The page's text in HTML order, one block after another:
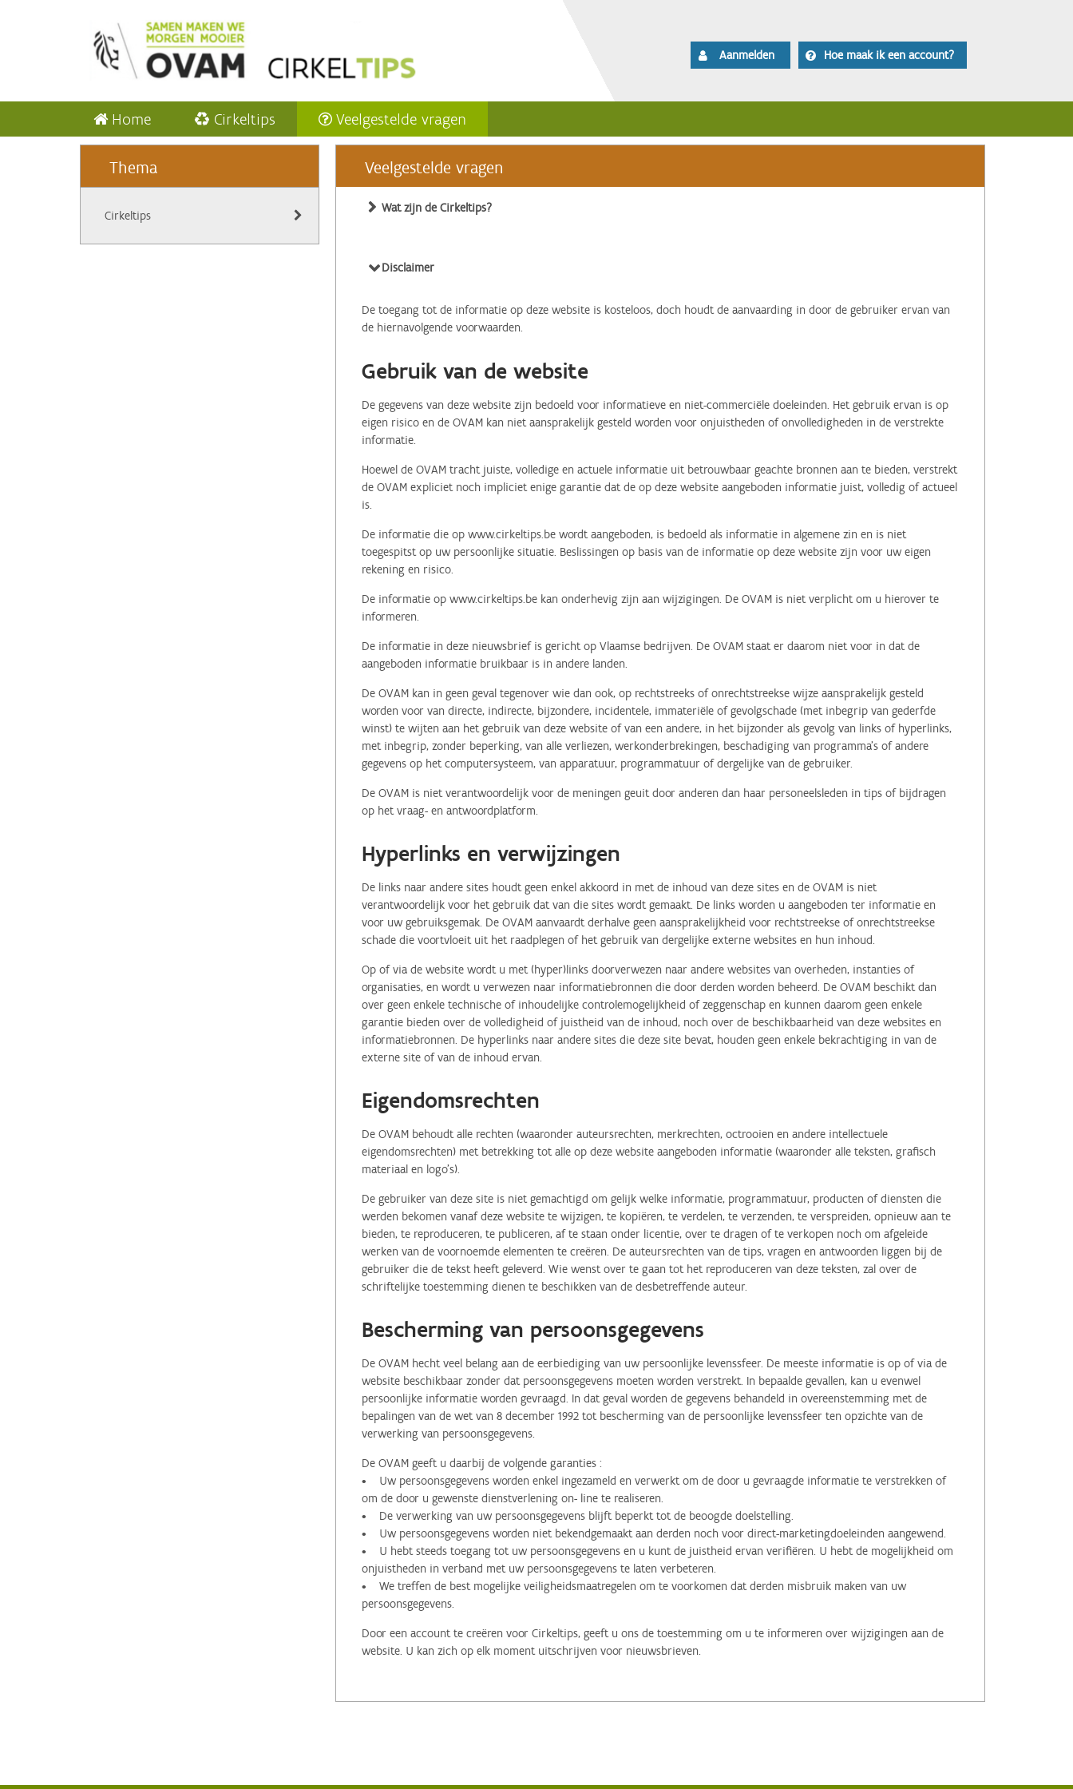
Aanmelden Hoe maak ik een account?
Home Cirkeltips Veelgestelde vragen
Thema
Cirkeltips
Veelgestelde vragen
Wat zijn de Cirkeltips?
Disclaimer
De toegang tot de informatie op deze website is kosteloos, doch houdt de aanvaarding in door de gebruiker ervan van
de hiernavolgende voorwaarden.
Gebruik van de website
De gegevens van deze website zijn bedoeld voor informatieve en niet-commerciële doeleinden. Het gebruik ervan is op
eigen risico en de OVAM kan niet aansprakelijk gesteld worden voor onjuistheden of onvolledigheden in de verstrekte
informatie.
Hoewel de OVAM tracht juiste, volledige en actuele informatie uit betrouwbaar geachte bronnen aan te bieden, verstrekt
de OVAM expliciet noch impliciet enige garantie dat de op deze website aangeboden informatie juist, volledig of actueel
is.
De informatie die op www.cirkeltips.be wordt aangeboden, is bedoeld als informatie in algemene zin en is niet
toegespitst op uw persoonlijke situatie. Beslissingen op basis van de informatie op deze website zijn voor uw eigen
rekening en risico.
De informatie op www.cirkeltips.be kan onderhevig zijn aan wijzigingen. De OVAM is niet verplicht om u hierover te
informeren.
De informatie in deze nieuwsbrief is gericht op Vlaamse bedrijven. De OVAM staat er daarom niet voor in dat de
aangeboden informatie bruikbaar is in andere landen.
De OVAM kan in geen geval tegenover wie dan ook, op rechtstreeks of onrechtstreekse wijze aansprakelijk gesteld
worden voor van directe, indirecte, bijzondere, incidentele, immateriële of gevolgschade (met inbegrip van gederfde
winst) te wijten aan het gebruik van deze website of van een andere, in het bijzonder als gevolg van links of hyperlinks,
met inbegrip, zonder beperking, van alle verliezen, werkonderbrekingen, beschadiging van programma's of andere
gegevens op het computersysteem, van apparatuur, programmatuur of dergelijke van de gebruiker.
De OVAM is niet verantwoordelijk voor de meningen geuit door anderen dan haar personeelsleden in tips of bijdragen
op het vraag- en antwoordplatform.
Hyperlinks en verwijzingen
De links naar andere sites houdt geen enkel akkoord in met de inhoud van deze sites en de OVAM is niet
verantwoordelijk voor het gebruik dat van die sites wordt gemaakt. De links worden u aangeboden ter informatie en
voor uw gebruiksgemak. De OVAM aanvaardt derhalve geen aansprakelijkheid voor rechtstreekse of onrechtstreekse
schade die voortvloeit uit het raadplegen of het gebruik van dergelijke externe websites en hun inhoud.
Op of via de website wordt u met (hyper)links doorverwezen naar andere websites van overheden, instanties of
organisaties, en wordt u verwezen naar informatiebronnen die door derden worden beheerd. De OVAM beschikt dan
over geen enkele technische of inhoudelijke controlemogelijkheid of zeggenschap en kunnen daarom geen enkele
garantie bieden over de volledigheid of juistheid van de inhoud, noch over de beschikbaarheid van deze websites en
informatiebronnen. De hyperlinks naar andere sites die deze site bevat, houden geen enkele bekrachtiging in van de
externe site of van de inhoud ervan.
Eigendomsrechten
De OVAM behoudt alle rechten (waaronder auteursrechten, merkrechten, octrooien en andere intellectuele
eigendomsrechten) met betrekking tot alle op deze website aangeboden informatie (waaronder alle teksten, grafisch
materiaal en logo's).
De gebruiker van deze site is niet gemachtigd om gelijk welke informatie, programmatuur, producten of diensten die
werden bekomen vanaf deze website te wijzigen, te kopiëren, te verdelen, te verzenden, te verspreiden, opnieuw aan te
bieden, te reproduceren, te publiceren, af te staan onder licentie, over te dragen of te verkopen noch om afgeleide
werken van de voornoemde elementen te creëren. De auteursrechten van de tips, vragen en antwoorden liggen bij de
gebruiker die de tekst heeft geleverd. Wie wenst over te gaan tot het reproduceren van deze teksten, zal over de
schriftelijke toestemming dienen te beschikken van de desbetreffende auteur.
Bescherming van persoonsgegevens
De OVAM hecht veel belang aan de eerbiediging van uw persoonlijke levenssfeer. De meeste informatie is op of via de
website beschikbaar zonder dat persoonsgegevens moeten worden verstrekt. In bepaalde gevallen, kan u evenwel
persoonlijke informatie worden gevraagd. In dat geval worden de gegevens behandeld in overeenstemming met de
bepalingen van de wet van 8 december 1992 tot bescherming van de persoonlijke levenssfeer ten opzichte van de
verwerking van persoonsgegevens.
De OVAM geeft u daarbij de volgende garanties :
• Uw persoonsgegevens worden enkel ingezameld en verwerkt om de door u gevraagde informatie te verstrekken of
om de door u gewenste dienstverlening on- line te realiseren.
• De verwerking van uw persoonsgegevens blijft beperkt tot de beoogde doelstelling.
• Uw persoonsgegevens worden niet bekendgemaakt aan derden noch voor direct-marketingdoeleinden aangewend.
• U hebt steeds toegang tot uw persoonsgegevens en u kunt de juistheid ervan verifiëren. U hebt de mogelijkheid om
onjuistheden in verband met uw persoonsgegevens te laten verbeteren.
• We treffen de best mogelijke veiligheidsmaatregelen om te voorkomen dat derden misbruik maken van uw
persoonsgegevens.
Door een account te creëren voor Cirkeltips, geeft u ons de toestemming om u te informeren over wijzigingen aan de
website. U kan zich op elk moment uitschrijven voor nieuwsbrieven.